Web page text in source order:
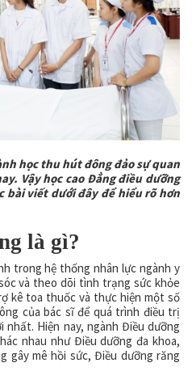
học thu hút đông đảo sự quan
Vậy học cao Đẳng điều dưỡng
bài viết dưới đây để hiểu rõ hơn
là gì?
trong hệ thống nhân lực ngành y
và theo dõi tình trạng sức khỏe
kê toa thuốc và thực hiện một số
của bác sĩ để quá trình điều trị
nhất. Hiện nay, ngành Điều dưỡng
nhau như Điều dưỡng đa khoa,
gây mê hồi sức, Điều dưỡng răng